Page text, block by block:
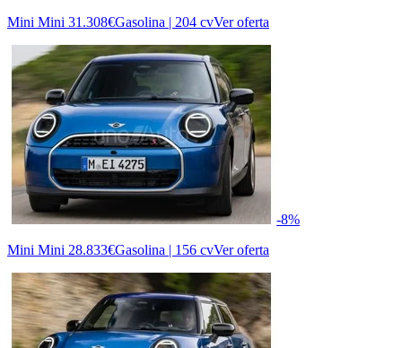
Mini Mini 31.308€Gasolina | 204 cvVer oferta
-8%
Mini Mini 28.833€Gasolina | 156 cvVer oferta